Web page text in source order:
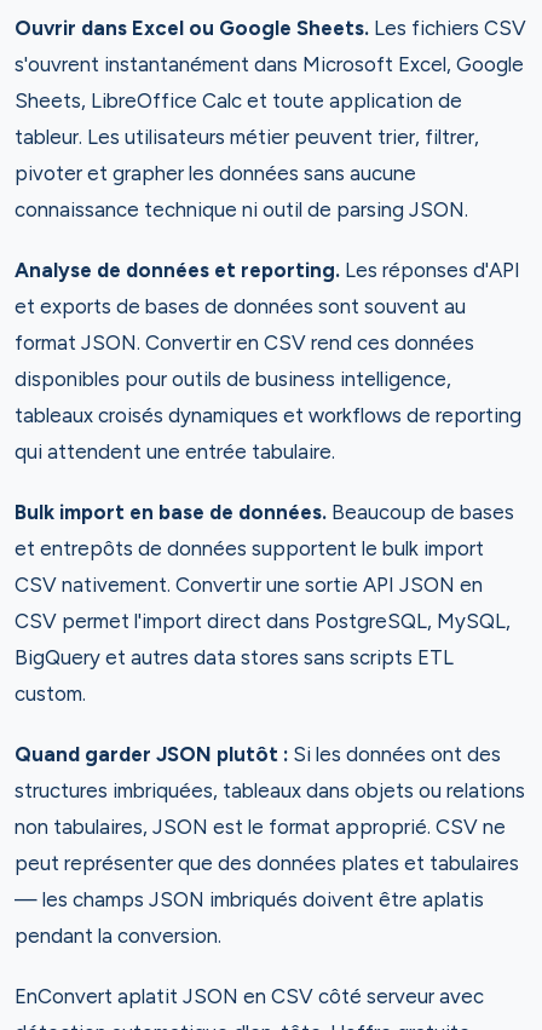
Ouvrir dans Excel ou Google Sheets. Les fichiers CSV
s'ouvrent instantanément dans Microsoft Excel, Google
Sheets, LibreOffice Calc et toute application de
tableur. Les utilisateurs métier peuvent trier, filtrer,
pivoter et grapher les données sans aucune
connaissance technique ni outil de parsing JSON.
Analyse de données et reporting. Les réponses d'API
et exports de bases de données sont souvent au
format JSON. Convertir en CSV rend ces données
disponibles pour outils de business intelligence,
tableaux croisés dynamiques et workflows de reporting
qui attendent une entrée tabulaire.
Bulk import en base de données. Beaucoup de bases
et entrepôts de données supportent le bulk import
CSV nativement. Convertir une sortie API JSON en
CSV permet l'import direct dans PostgreSQL, MySQL,
BigQuery et autres data stores sans scripts ETL
custom.
Quand garder JSON plutôt : Si les données ont des
structures imbriquées, tableaux dans objets ou relations
non tabulaires, JSON est le format approprié. CSV ne
peut représenter que des données plates et tabulaires
— les champs JSON imbriqués doivent être aplatis
pendant la conversion.
EnConvert aplatit JSON en CSV côté serveur avec